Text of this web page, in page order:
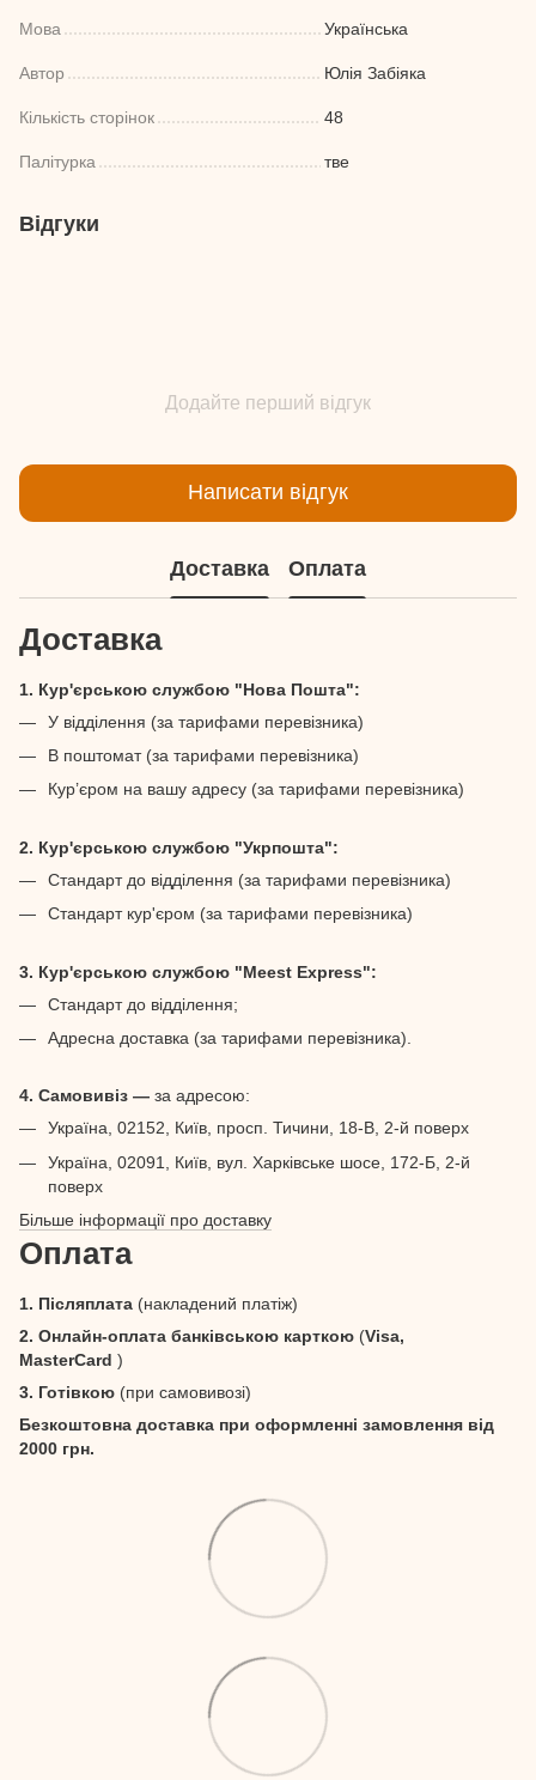
Мова Українська
Автор Юлія Забіяка
Кількість сторінок 48
Палітурка тве
Відгуки
Додайте перший відгук
Написати відгук
Доставка Оплата
Доставка
1. Кур'єрською службою "Нова Пошта":
У відділення (за тарифами перевізника)
В поштомат (за тарифами перевізника)
Кур’єром на вашу адресу (за тарифами перевізника)
2. Кур'єрською службою "Укрпошта":
Стандарт до відділення (за тарифами перевізника)
Стандарт кур'єром (за тарифами перевізника)
3. Кур'єрською службою "Meest Express":
Стандарт до відділення;
Адресна доставка (за тарифами перевізника).
4. Самовивіз — за адресою:
Україна, 02152, Київ, просп. Тичини, 18-В, 2-й поверх
Україна, 02091, Київ, вул. Харківське шосе, 172-Б, 2-й
поверх
Більше інформації про доставку
Оплата
1. Післяплата (накладений платіж)
2. Онлайн-оплата банківською карткою (Visa,
MasterCard )
3. Готівкою (при самовивозі)
Безкоштовна доставка при оформленні замовлення від
2000 грн.